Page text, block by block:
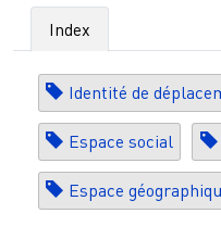
Index
Identité de
Espace social
Espace